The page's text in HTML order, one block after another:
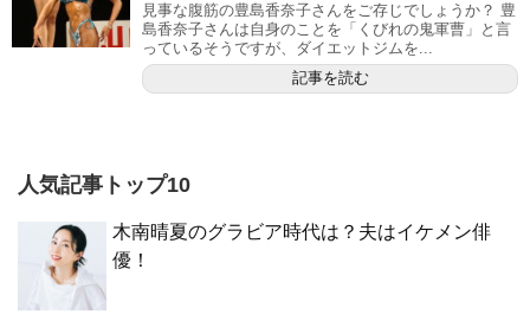
見事な腹筋の豊島香奈子さんをご存じでしょうか？ 豊
島香奈子さんは自身のことを「くびれの鬼軍曹」と言
っているそうですが、ダイエットジムを...
記事を読む
人気記事トップ10
木南晴夏のグラビア時代は？夫はイケメン俳
優！